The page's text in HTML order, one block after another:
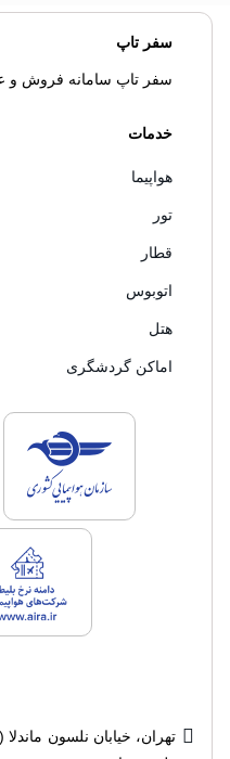
سفر تاپ
سفر تاپ سامانه فروش و
خدمات
هواپیما
تور
قطار
اتوبوس
هتل
اماکن گردشگری